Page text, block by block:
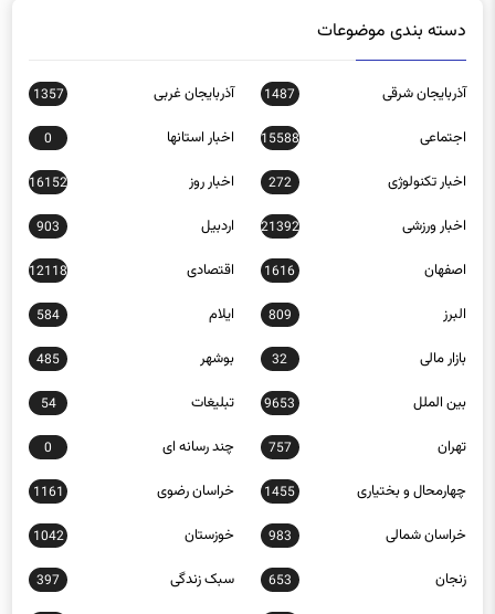
آذربایجان شرقی
اجتماعی 15588 اخبار استانها 0
اخبار تکنولوژی 272 اخبار روز 16152
اخبار ورزشی 21392 اردبیل 903
اصفهان 1616 اقتصادی 12118
البرز 809 ایلام 584
بازار مالی 32 بوشهر 485
بین الملل 9653 تبلیغات 54
تهران 757 چند رسانه ای 0
چهارمحال و بختیاری 1455 خراسان رضوی 1161
خراسان شمالی 983 خوزستان 1042
زنجان 653 سبک زندگی 397
سلامت 4883 سمنان 1185